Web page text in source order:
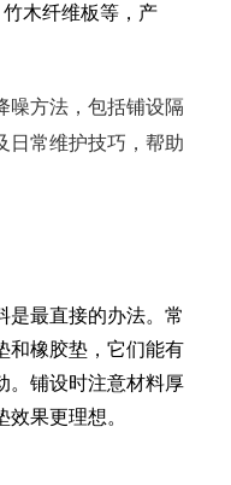
木纤维板等，产
噪方法，包括铺设隔
日常维护技巧，帮助
是最直接的办法。常
和橡胶垫，它们能有
。铺设时注意材料厚
果更理想。